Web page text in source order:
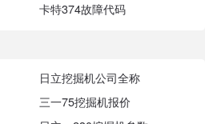
卡特374故障代码
日立挖掘机公司全称
三一75挖掘机报价